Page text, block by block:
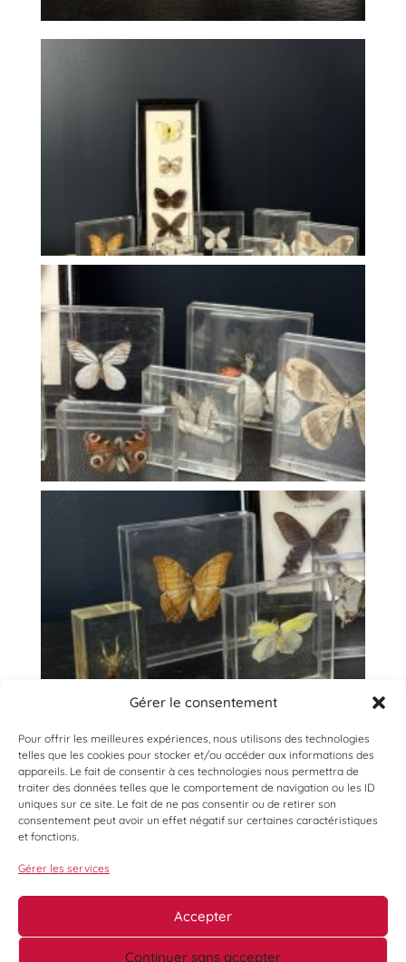
Gérer le consentement
Pour offrir les meilleures expériences, nous utilisons des technologies
telles que les cookies pour stocker et/ou accéder aux informations des
appareils. Le fait de consentir à ces technologies nous permettra de
traiter des données telles que le comportement de navigation ou les ID
uniques sur ce site. Le fait de ne pas consentir ou de retirer son
consentement peut avoir un effet négatif sur certaines caractéristiques
et fonctions.
Gérer les services
Accepter
Continuer sans accepter